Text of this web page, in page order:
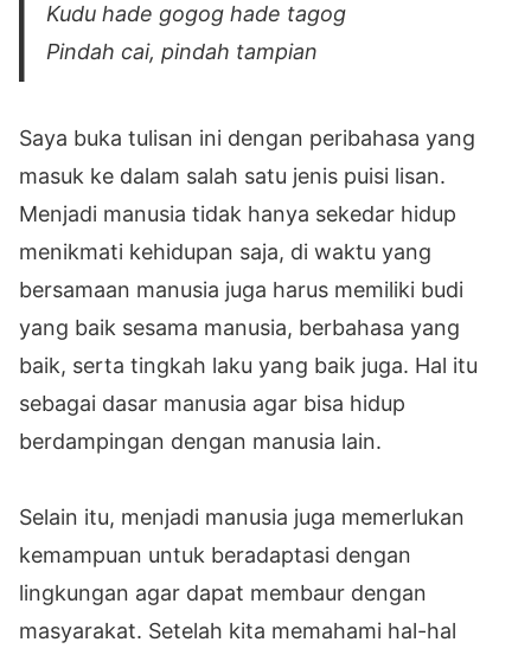
Kudu hade gogog hade tagog
Pindah cai, pindah tampian
Saya buka tulisan ini dengan peribahasa yang
masuk ke dalam salah satu jenis puisi lisan.
Menjadi manusia tidak hanya sekedar hidup
menikmati kehidupan saja, di waktu yang
bersamaan manusia juga harus memiliki budi
yang baik sesama manusia, berbahasa yang
baik, serta tingkah laku yang baik juga. Hal itu
sebagai dasar manusia agar bisa hidup
berdampingan dengan manusia lain.
Selain itu, menjadi manusia juga memerlukan
kemampuan untuk beradaptasi dengan
lingkungan agar dapat membaur dengan
masyarakat. Setelah kita memahami hal-hal